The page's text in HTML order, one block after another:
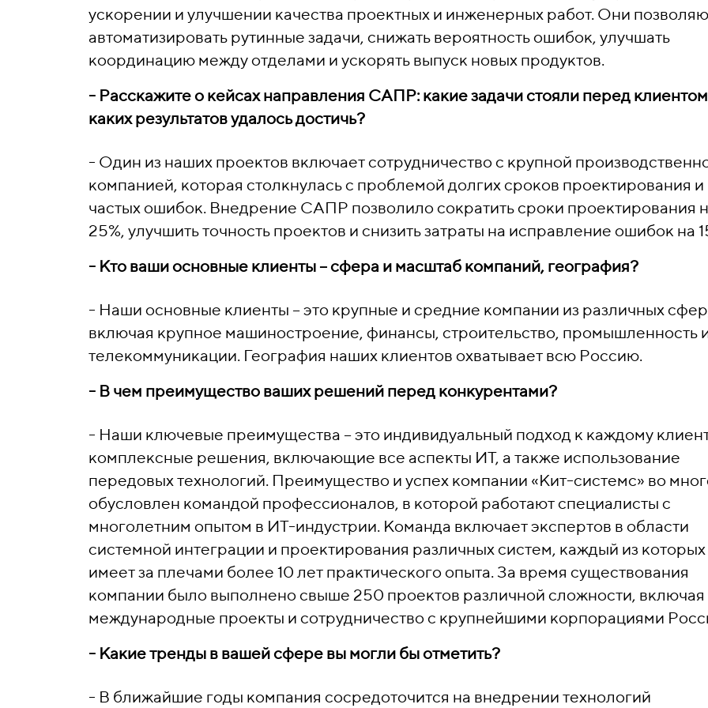
ускорении и улучшении качества проектных и инженерных работ. Они
автоматизировать рутинные задачи, снижать вероятность ошибок, улучшать
координацию между отделами и ускорять выпуск новых продуктов.
- Расскажите о кейсах направления САПР: какие задачи стояли перед
каких результатов удалось достичь?
- Один из наших проектов включает сотрудничество с крупной
компанией, которая столкнулась с проблемой долгих сроков проектирования и
частых ошибок. Внедрение САПР позволило сократить сроки проектирования
25%, улучшить точность проектов и снизить затраты на исправление ошибок на
- Кто ваши основные клиенты – сфера и масштаб компаний, география?
- Наши основные клиенты – это крупные и средние компании из различных
включая крупное машиностроение, финансы, строительство, промышленность
телекоммуникации. География наших клиентов охватывает всю Россию.
- В чем преимущество ваших решений перед конкурентами?
- Наши ключевые преимущества – это индивидуальный подход к каждому
комплексные решения, включающие все аспекты ИТ, а также использование
передовых технологий. Преимущество и успех компании «Кит-системс» во
обусловлен командой профессионалов, в которой работают специалисты с
многолетним опытом в ИТ-индустрии. Команда включает экспертов в области
системной интеграции и проектирования различных систем, каждый из которых
имеет за плечами более 10 лет практического опыта. За время существования
компании было выполнено свыше 250 проектов различной сложности, включая
международные проекты и сотрудничество с крупнейшими корпорациями
- Какие тренды в вашей сфере вы могли бы отметить?
- В ближайшие годы компания сосредоточится на внедрении технологий